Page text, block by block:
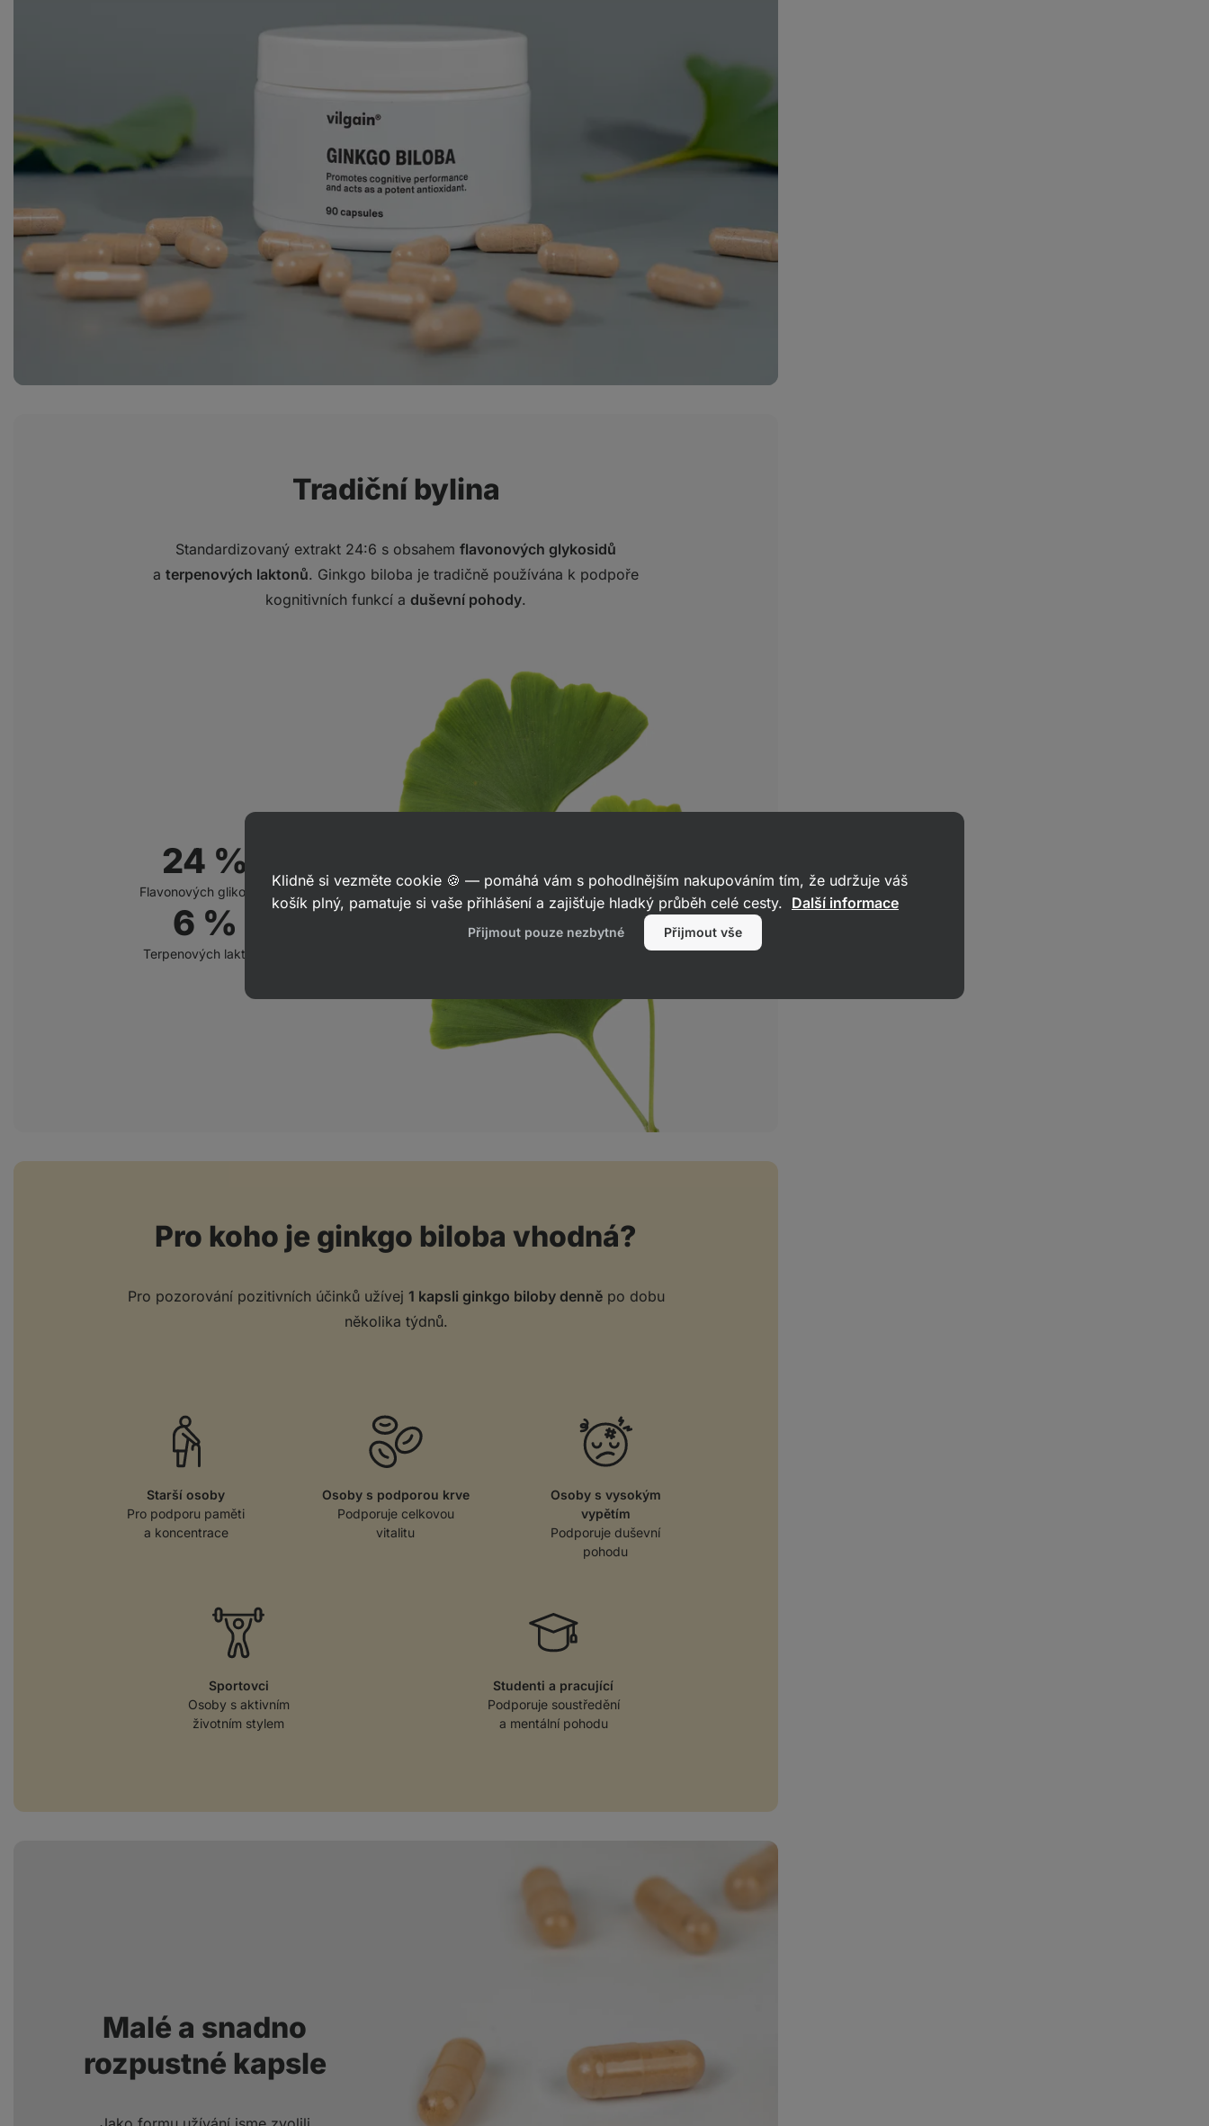
Tradiční bylina
Standardizovaný extrakt 24:6 s obsahem flavonových glykosidů
a terpenových laktonů. Ginkgo biloba je tradičně používána k podpoře
kognitivních funkcí a duševní pohody.
24 %
Flavonových glikosidů
6 %
Terpenových laktonů
Pro koho je ginkgo biloba vhodná?
Pro pozorování pozitivních účinků užívej 1 kapsli ginkgo biloby denněpo dobu
několika týdnů.
Starší osoby
Pro podporu paměti
a koncentrace
Osoby s podporou krve
Podporuje celkovou
vitalitu
Osoby s vysokým
vypětím
Podporuje duševní
pohodu
Sportovci
Osoby s aktivním
životním stylem
Studenti a pracující
Podporuje soustředění
a mentální pohodu
Malé a snadno
rozpustné kapsle
Klidně si vezměte cookie 🍪 — pomáhá vám s pohodlnějším nakupováním tím, že udržuje váš
košík plný, pamatuje si vaše přihlášení a zajišťuje hladký průběh celé cesty. Další informace
Přijmout pouze nezbytné Přijmout vše